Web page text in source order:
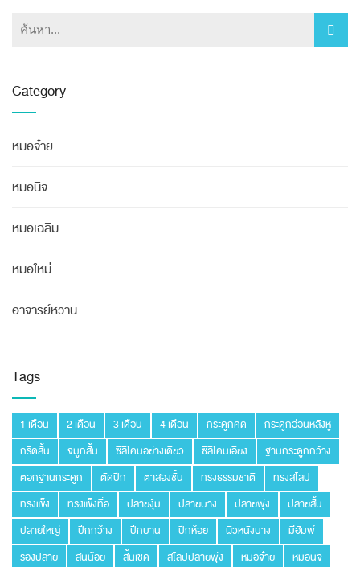
Category
หมอจ๋าย
หมอนิจ
หมอเฉลิม
หมอใหม่
อาจารย์หวาน
Tags
1 เดือน 2 เดือน 3 เดือน 4 เดือน กระดูกคด
กระดูกอ่อนหลังหู
กรีดสั้น
จมูกสั้น ซิลิโคนอย่างเดียว ซิลิโคนเอียง
ฐานกระดูกกว้าง
ตอกฐานกระดูก
ตัดปีก ตาสองชั้น ทรงธรรมชาติ
ทรงสโลป
ทรงแข็ง
ทรงแข็งทื่อ ปลายงุ้ม ปลายบาง ปลายพุ่ง
ปลายสั้น
ปลายใหญ่
ปีกกว้าง ปีกบาน ปีกห้อย ผิวหนังบาง
มีฮัมพ์
รองปลาย
สันน้อย สั้นเชิด สโลปปลายพุ่ง หมอจ๋าย
หมอนิจ